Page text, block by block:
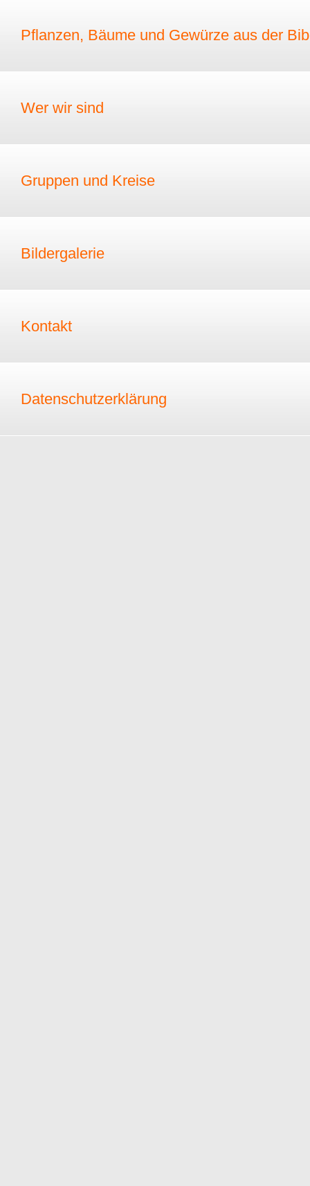
Pflanzen, Bäume und Gewürze aus der
Wer wir sind
Gruppen und Kreise
Bildergalerie
Kontakt
Datenschutzerklärung